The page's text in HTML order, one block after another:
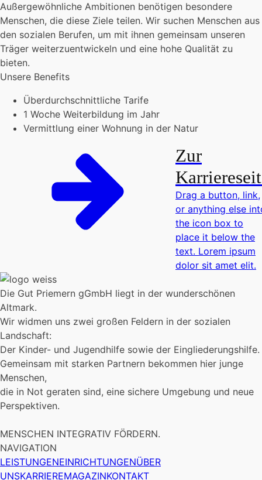
Außergewöhnliche Ambitionen benötigen besondere
Menschen, die diese Ziele teilen. Wir suchen Menschen aus
den sozialen Berufen, um mit ihnen gemeinsam unseren
Träger weiterzuentwickeln und eine hohe Qualität zu
bieten.
Unsere Benefits
Überdurchschnittliche Tarife
1 Woche Weiterbildung im Jahr
Vermittlung einer Wohnung in der Natur
Zur
Drag a button, link,
or anything else
the icon box to
place it below the
text. Lorem ipsum
dolor sit amet elit.
Die Gut Priemern gGmbH liegt in der wunderschönen
Altmark.
Wir widmen uns zwei großen Feldern in der sozialen
Landschaft:
Der Kinder- und Jugendhilfe sowie der Eingliederungshilfe.
Gemeinsam mit starken Partnern bekommen hier junge
Menschen,
die in Not geraten sind, eine sichere Umgebung und neue
Perspektiven.
MENSCHEN INTEGRATIV FÖRDERN.
NAVIGATION
LEISTUNGENEINRICHTUNGENÜBER
UNSKARRIEREMAGAZINKONTAKT